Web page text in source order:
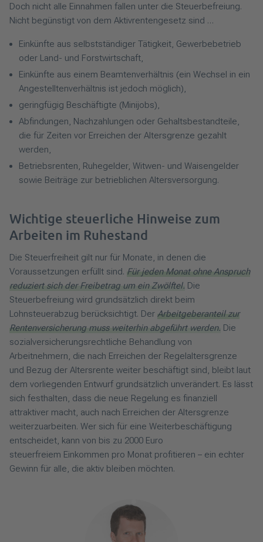
Doch nicht alle Einnahmen fallen unter die Steuerbefreiung.
Nicht begünstigt von dem Aktivrentengesetz sind …
Einkünfte aus selbstständiger Tätigkeit, Gewerbebetrieb
oder Land- und Forstwirtschaft,
Einkünfte aus einem Beamtenverhältnis (ein Wechsel in ein
Angestelltenverhältnis ist jedoch möglich),
geringfügig Beschäftigte (Minijobs),
Abfindungen, Nachzahlungen oder Gehaltsbestandteile,
die für Zeiten vor Erreichen der Altersgrenze gezahlt
werden,
Betriebsrenten, Ruhegelder, Witwen- und Waisengelder
sowie Beiträge zur betrieblichen Altersversorgung.
Wichtige steuerliche Hinweise zum
Arbeiten im Ruhestand
Die Steuerfreiheit gilt nur für Monate, in denen die
Voraussetzungen erfüllt sind. Für jeden Monat ohne Anspruch
reduziert sich der Freibetrag um ein Zwölftel. Die
Steuerbefreiung wird grundsätzlich direkt beim
Lohnsteuerabzug berücksichtigt. Der Arbeitgeberanteil zur
Rentenversicherung muss weiterhin abgeführt werden. Die
sozialversicherungsrechtliche Behandlung von
Arbeitnehmern, die nach Erreichen der Regelaltersgrenze
und Bezug der Altersrente weiter beschäftigt sind, bleibt laut
dem vorliegenden Entwurf grundsätzlich unverändert. Es lässt
sich festhalten, dass die neue Regelung es finanziell
attraktiver macht, auch nach Erreichen der Altersgrenze
weiterzuarbeiten. Wer sich für eine Weiterbeschäftigung
entscheidet, kann von bis zu 2000 Euro
steuerfreiem Einkommen pro Monat profitieren – ein echter
Gewinn für alle, die aktiv bleiben möchten.